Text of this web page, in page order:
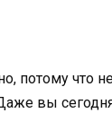
потому что
вы